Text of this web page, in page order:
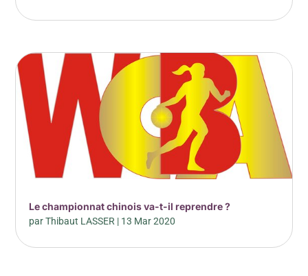
Le championnat chinois va-t-il reprendre ?
parThibaut LASSER | 13 Mar 2020